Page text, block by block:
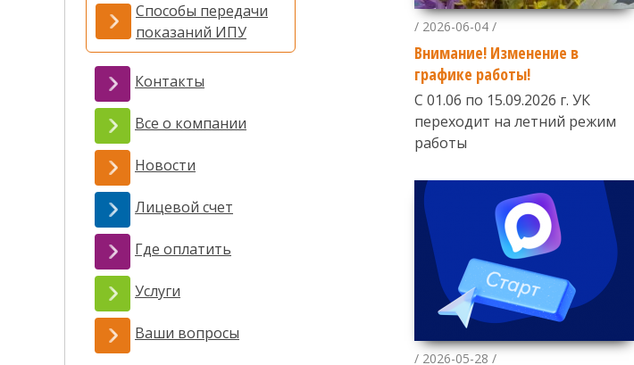
Способы передачи
показаний ИПУ
Контакты
Все о компании
Новости
Лицевой счет
Где оплатить
Услуги
Ваши вопросы
/ 2026-06-04 /
Внимание! Изменение в
графике работы!
С 01.06 по 15.09.2026 г. УК
переходит на летний режим
работы
/ 2026-05-28 /